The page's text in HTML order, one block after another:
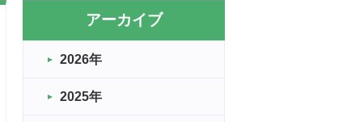
アーカイブ
2026年
2025年